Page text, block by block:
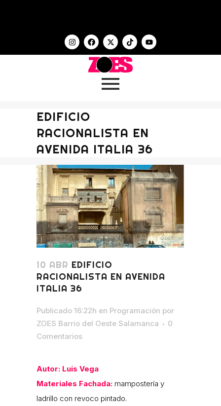
EDIFICIO
RACIONALISTA EN
AVENIDA ITALIA 36
10 ABR EDIFICIO
RACIONALISTA EN AVENIDA
ITALIA 36
Publicado 16:22h en Programación por
ZOES Barrio del Oeste Salamanca
0
Comentarios
Autor: Luis Vega
Materiales Fachada: mampostería y
ladrillo con revoco pintado.